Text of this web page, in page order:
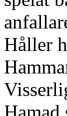
Håller
Hamad